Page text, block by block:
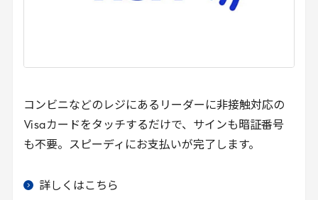
コンビニなどのレジにあるリーダーに非接触対応の
Visaカードをタッチするだけで、サインも暗証番号
も不要。スピーディにお支払いが完了します。
詳しくはこちら